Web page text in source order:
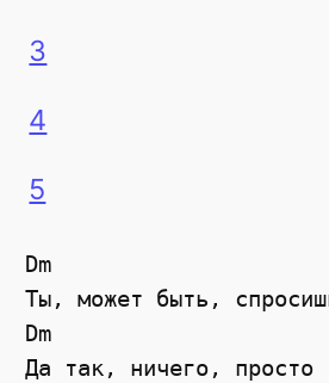
3
4
5
Dm
Ты, может быть,
Dm
Да так, ничего, просто